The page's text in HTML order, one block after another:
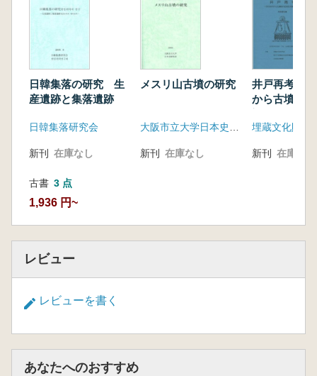
日韓集落の研究 生
産遺跡と集落遺跡
日韓集落研究会
新刊 在庫なし
古書 3 点
1,936 円~
メスリ山古墳の研究
大阪市立大学日本史研究室
新刊 在庫なし
井戸再考 弥
から古墳時
埋蔵文化財研
新刊 在庫なし
レビュー
レビューを書く
あなたへのおすすめ